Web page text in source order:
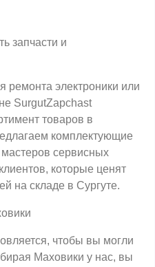
запчасти и
ремонта электроники или
SurgutZapchast
товаров в
комплектующие
сервисных
которые ценят
на складе в Сургуте.
чтобы вы могли
Маховики у нас, вы